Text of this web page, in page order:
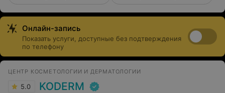
Онлайн-запись
Показать услуги, доступные без подтверждения
по телефону
ЦЕНТР КОСМЕТОЛОГИИ И ДЕРМАТОЛОГИИ
5.0 KODERM